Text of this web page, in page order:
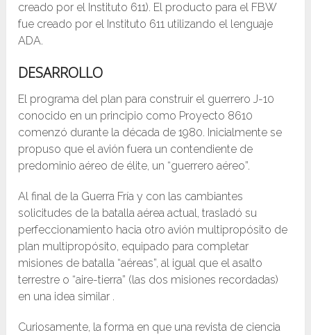
creado por el Instituto 611). El producto para el FBW
fue creado por el Instituto 611 utilizando el lenguaje
ADA.
DESARROLLO
El programa del plan para construir el guerrero J-10
conocido en un principio como Proyecto 8610
comenzó durante la década de 1980. Inicialmente se
propuso que el avión fuera un contendiente de
predominio aéreo de élite, un “guerrero aéreo”.
Al final de la Guerra Fría y con las cambiantes
solicitudes de la batalla aérea actual, trasladó su
perfeccionamiento hacia otro avión multipropósito de
plan multipropósito, equipado para completar
misiones de batalla “aéreas”, al igual que el asalto
terrestre o “aire-tierra” (las dos misiones recordadas)
en una idea similar .
Curiosamente, la forma en que una revista de ciencia